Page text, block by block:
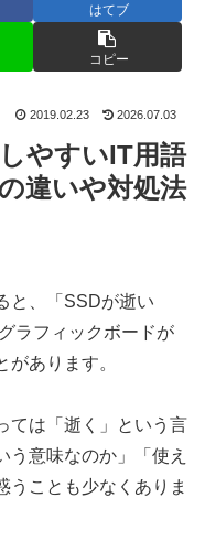
はてブ
コピー
2019.02.23 2026.07.03
やすいIT用語
違いや対処法
と、「SSDが逝い
ラフィックボードが
あります。
ては「逝く」という言
う意味なのか」「使え
うことも少なくありま